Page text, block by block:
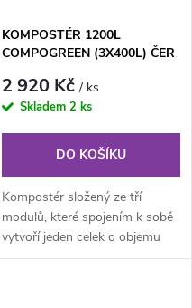
KOMPOSTÉR 1200L
COMPOGREEN (3X400L) ČER
2 920 Kč/ ks
Skladem 2 ks
DO KOŠÍKU
Kompostér složený ze tří
modulů, které spojením k sobě
vytvoří jeden celek o objemu
1200 litrů.